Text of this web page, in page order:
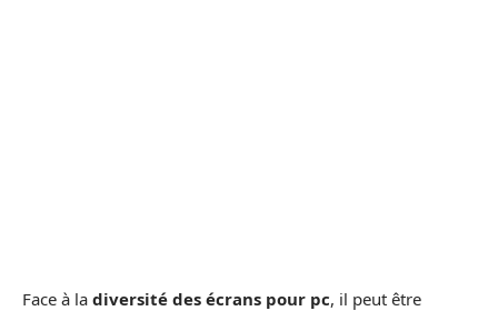
Face à la diversité des écrans pour pc, il peut être